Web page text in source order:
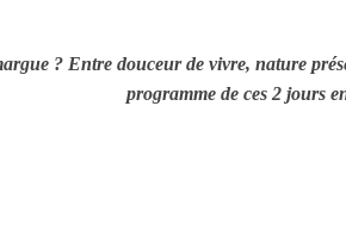
? Entre douceur de vivre, nature
programme de ces 2 jours